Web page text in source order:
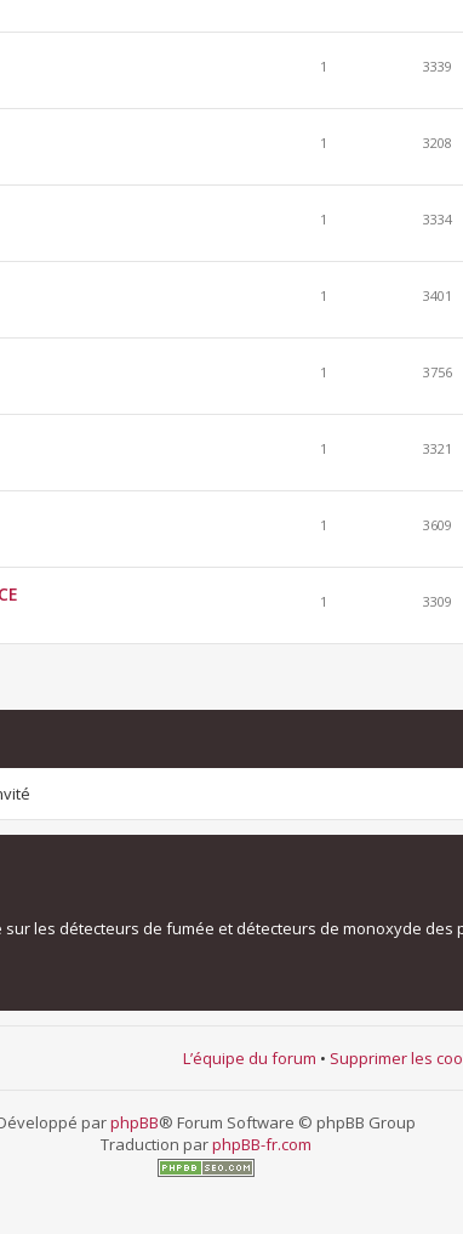
1 3339
1 3208
1 3334
1 3401
1 3756
1 3321
1 3609
1 3309
les détecteurs de fumée et détecteurs de monoxyde des
L’équipe du forum • Supprimer les
parphpBB® Forum Software © phpBB Group
Traduction parphpBB-fr.com